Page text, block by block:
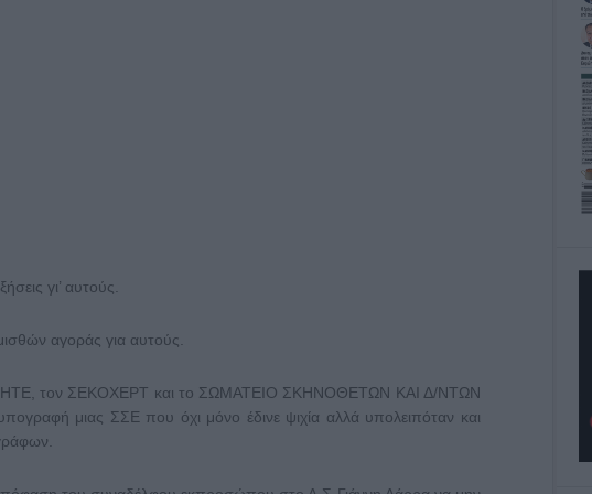
γι’ αυτούς.
αγοράς για αυτούς.
τον ΣΕΚΟΧΕΡΤ και το ΣΩΜΑΤΕΙΟ ΣΚΗΝΟΘΕΤΩΝ ΚΑΙ Δ/ΝΤΩΝ
μιας ΣΣΕ που όχι μόνο έδινε ψιχία αλλά υπολειπόταν και